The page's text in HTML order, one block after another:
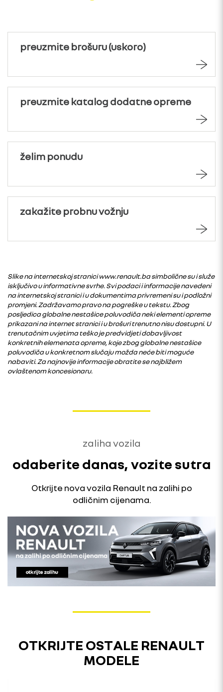
preuzmite brošuru (uskoro)
preuzmite katalog dodatne opreme
želim ponudu
zakažite probnu vožnju
Slike na internetskoj stranici www.renault.ba simbolične su i služe
isključivo u informativne svrhe. Svi podaci i informacije navedeni
na internetskoj stranici i u dokumentima privremeni su i podložni
promjeni. Zadržavamo pravo na pogreške u tekstu. Zbog
posljedica globalne nestašice poluvodiča neki elementi opreme
prikazani na internet stranici i u brošuri trenutno nisu dostupni. U
trenutačnim uvjetima teško je predvidjeti dobavljivost
konkretnih elemenata opreme, koje zbog globalne nestašice
poluvodiča u konkretnom slučaju možda neće biti moguće
nabaviti. Za najnovije informacije obratite se najbližem
ovlaštenom koncesionaru.
zaliha vozila
odaberite danas, vozite sutra
Otkrijte nova vozila Renault na zalihi po
odličnim cijenama.
OTKRIJTE OSTALE RENAULT
MODELE